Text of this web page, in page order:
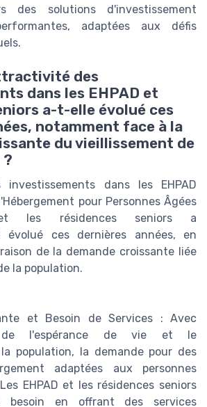
des solutions d'investissement
adaptées aux défis
des
dans les EHPAD et
a-t-elle évolué ces
notamment face à la
du vieillissement de
dans les EHPAD
pour Personnes Âgées
et les résidences seniors a
évolué ces dernières années, en
de la demande croissante liée
la population.
et Besoin de Services : Avec
de l'espérance de vie et le
population, la demande pour des
adaptées aux personnes
EHPAD et les résidences seniors
besoin en offrant des services